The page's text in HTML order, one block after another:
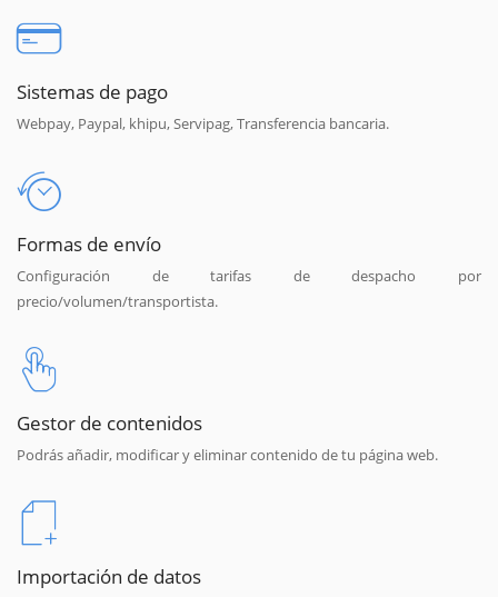
Sistemas de pago
Webpay, Paypal, khipu, Servipag, Transferencia bancaria.
Formas de envío
Configuración de tarifas de despacho por
precio/volumen/transportista.
Gestor de contenidos
Podrás añadir, modificar y eliminar contenido de tu página web.
Importación de datos